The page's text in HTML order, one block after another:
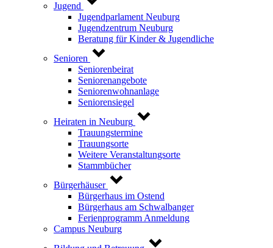
Jugend
Jugendparlament Neuburg
Jugendzentrum Neuburg
Beratung für Kinder & Jugendliche
Senioren
Seniorenbeirat
Seniorenangebote
Seniorenwohnanlage
Seniorensiegel
Heiraten in Neuburg
Trauungstermine
Trauungsorte
Weitere Veranstaltungsorte
Stammbücher
Bürgerhäuser
Bürgerhaus im Ostend
Bürgerhaus am Schwalbanger
Ferienprogramm Anmeldung
Campus Neuburg